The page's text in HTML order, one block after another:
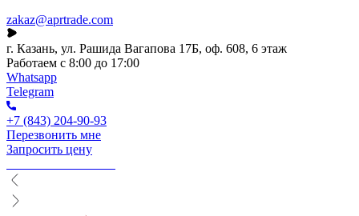
zakaz@aprtrade.com
г. Казань, ул. Рашида Вагапова 17Б, оф. 608, 6 этаж
Работаем с 8:00 до 17:00
Whatsapp
Telegram
+7 (843) 204-90-93
Перезвонить мне
Запросить цену